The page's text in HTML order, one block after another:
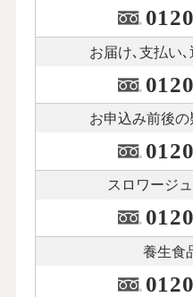
お届け､支払い､
お申込み前後の
スロワージ
養生食